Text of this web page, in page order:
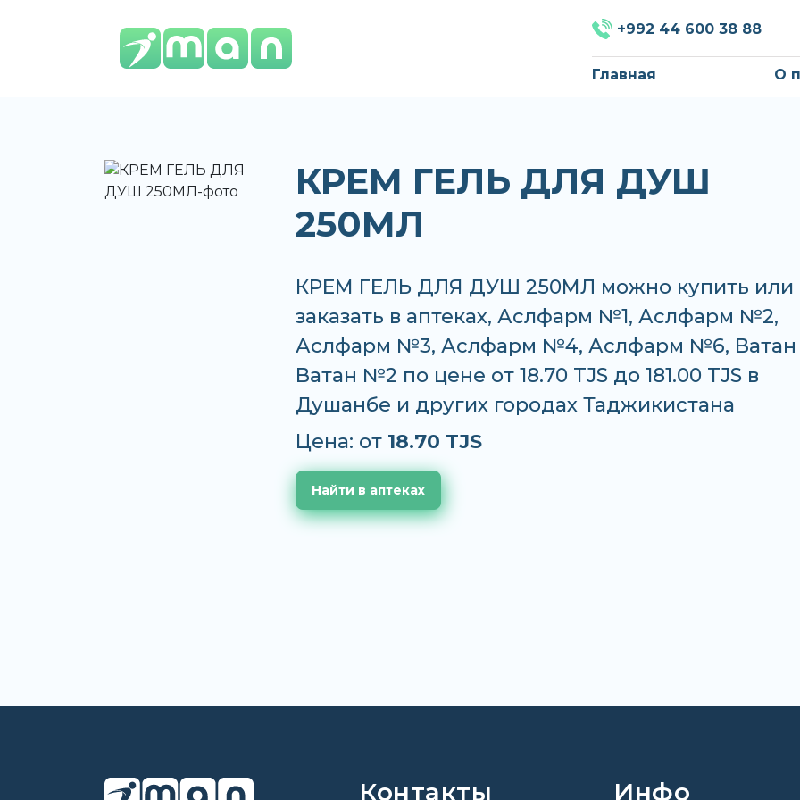
+992 44 600 38 88
Главная О
КРЕМ ГЕЛЬ ДЛЯ ДУШ
250МЛ
КРЕМ ГЕЛЬ ДЛЯ ДУШ 250МЛ можно купить или
заказать в аптеках, Аслфарм №1, Аслфарм №2,
Аслфарм №3, Аслфарм №4, Аслфарм №6, Ватан
Ватан №2 по цене от 18.70 TJS до 181.00 TJS в
Душанбе и других городах Таджикистана
Цена: от 18.70 TJS
Найти в аптеках
Контакты Инфо